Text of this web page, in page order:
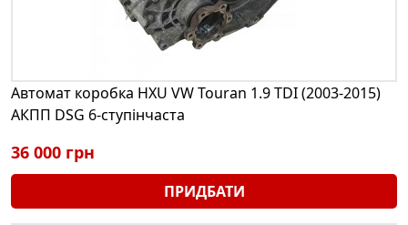
Автомат коробка HXU VW Touran 1.9 TDI (2003-2015)
АКПП DSG 6-ступінчаста
36 000 грн
ПРИДБАТИ